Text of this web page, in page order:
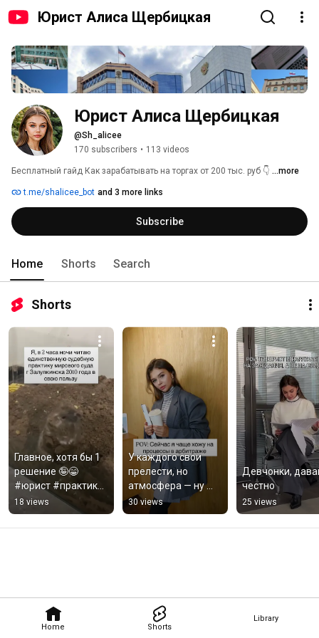
Юрист Алиса Щербицкая
Home Shorts
Library
Юрист Алиса Щербицкая
@Sh_alicee
170 subscribers • 113 videos
Бесплатный гайд Как зарабатывать на торгах от 200 тыс. руб 👇 ...more
t.me/shalicee_bot and 3 more links
Subscribe
Home Shorts Search
Shorts
Главное, хотя бы 1
решение 🤪😁
#юрист #практика
#суд #заседание
#юристы
18 views
У каждого свои
прелести, но
атмосфера — ну
совершенно
разная!
30 views
Девчонки,
честно
25 views